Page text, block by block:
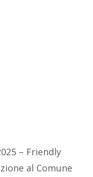
– Friendly
al Comune